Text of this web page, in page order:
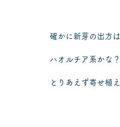
確かに新芽の出方
ハオルチア系かな？
とりあえず寄せ植